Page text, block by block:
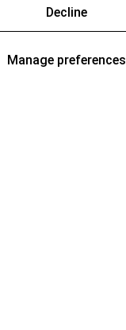
Decline
Manage preferences